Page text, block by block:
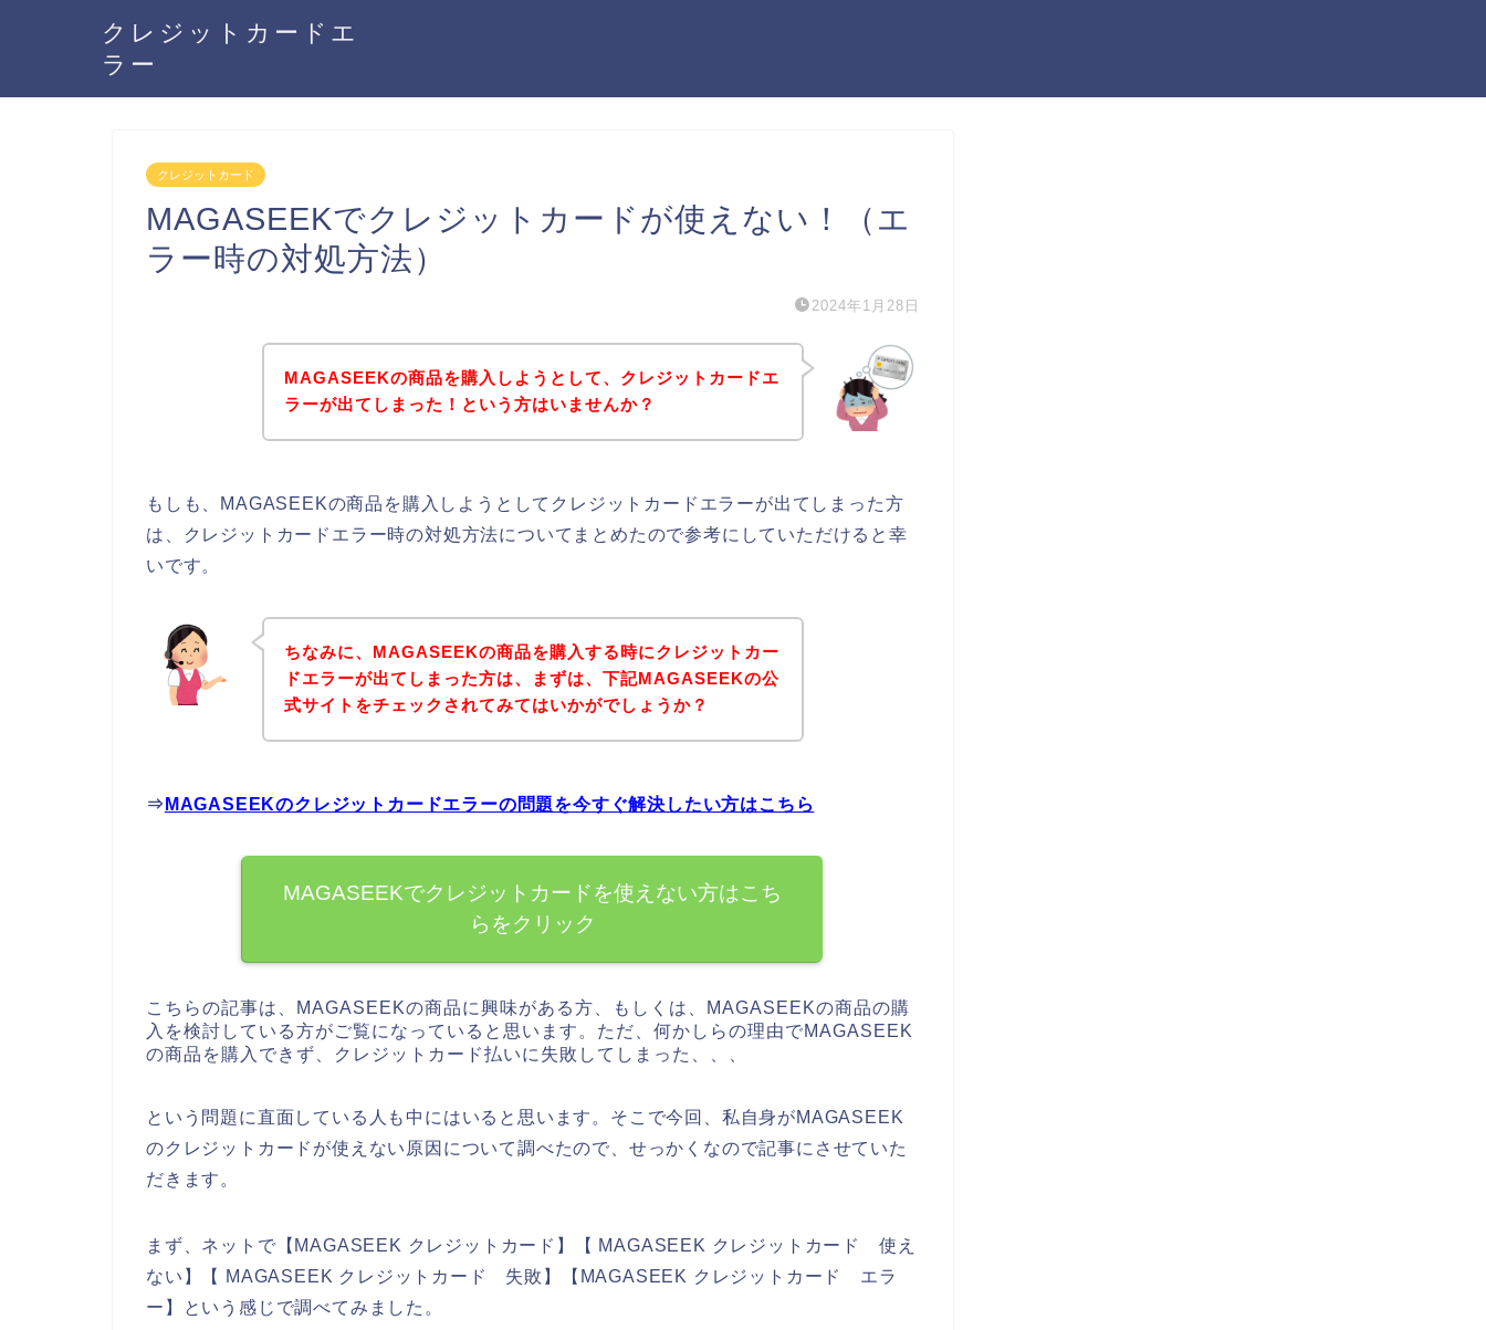
クレジットカードエ
ラー
クレジットカード
MAGASEEKでクレジットカードが使えない！（エ
ラー時の対処方法）
2024年1月28日
MAGASEEKの商品を購入しようとして、クレジットカードエ
ラーが出てしまった！という方はいませんか？
もしも、MAGASEEKの商品を購入しようとしてクレジットカードエラーが出てしまった方
は、クレジットカードエラー時の対処方法についてまとめたので参考にしていただけると幸
いです。
ちなみに、MAGASEEKの商品を購入する時にクレジットカー
ドエラーが出てしまった方は、まずは、下記MAGASEEKの公
式サイトをチェックされてみてはいかがでしょうか？
⇒ MAGASEEKのクレジットカードエラーの問題を今すぐ解決したい方はこちら
MAGASEEKでクレジットカードを使えない方はこち
らをクリック
こちらの記事は、MAGASEEKの商品に興味がある方、もしくは、MAGASEEKの商品の購
入を検討している方がご覧になっていると思います。ただ、何かしらの理由でMAGASEEK
の商品を購入できず、クレジットカード払いに失敗してしまった、、、
という問題に直面している人も中にはいると思います。そこで今回、私自身がMAGASEEK
のクレジットカードが使えない原因について調べたので、せっかくなので記事にさせていた
だきます。
まず、ネットで【MAGASEEK クレジットカード】【 MAGASEEK クレジットカード 使え
ない】【 MAGASEEK クレジットカード 失敗】【MAGASEEK クレジットカード エラ
ー】という感じで調べてみました。